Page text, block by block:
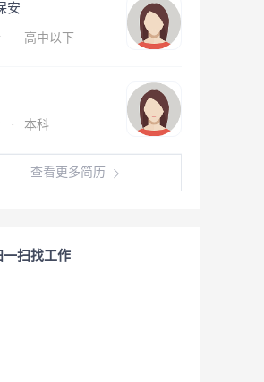
安
· 高中以下
· 本科
查看更多简历
一扫找工作